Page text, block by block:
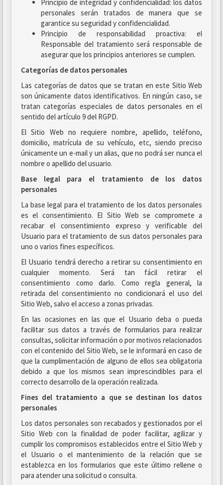
Principio de integridad y confidencialidad: los datos
personales serán tratados de manera que se
garantice su seguridad y confidencialidad.
Principio de responsabilidad proactiva: el
Responsable del tratamiento será responsable de
asegurar que los principios anteriores se cumplen.
Categorías de datos personales
Las categorías de datos que se tratan en este Sitio Web
son únicamente datos identificativos. En ningún caso, se
tratan categorías especiales de datos personales en el
sentido del artículo 9 del RGPD.
El Sitio Web no requiere nombre, apellido, teléfono,
domicilio, matrícula de su vehículo, etc, siendo preciso
únicamente un e-mail y un alias, que no podrá ser nunca el
nombre o apellido del usuario.
Base legal para el tratamiento de los datos
personales
La base legal para el tratamiento de los datos personales
es el consentimiento. El Sitio Web se compromete a
recabar el consentimiento expreso y verificable del
Usuario para el tratamiento de sus datos personales para
uno o varios fines específicos.
El Usuario tendrá derecho a retirar su consentimiento en
cualquier momento. Será tan fácil retirar el
consentimiento como darlo. Como regla general, la
retirada del consentimiento no condicionará el uso del
Sitio Web, salvo el acceso a zonas privadas.
En las ocasiones en las que el Usuario deba o pueda
facilitar sus datos a través de formularios para realizar
consultas, solicitar información o por motivos relacionados
con el contenido del Sitio Web, se le informará en caso de
que la cumplimentación de alguno de ellos sea obligatoria
debido a que los mismos sean imprescindibles para el
correcto desarrollo de la operación realizada.
Fines del tratamiento a que se destinan los datos
personales
Los datos personales son recabados y gestionados por el
Sitio Web con la finalidad de poder facilitar, agilizar y
cumplir los compromisos establecidos entre el Sitio Web y
el Usuario o el mantenimiento de la relación que se
establezca en los formularios que este último rellene o
para atender una solicitud o consulta.